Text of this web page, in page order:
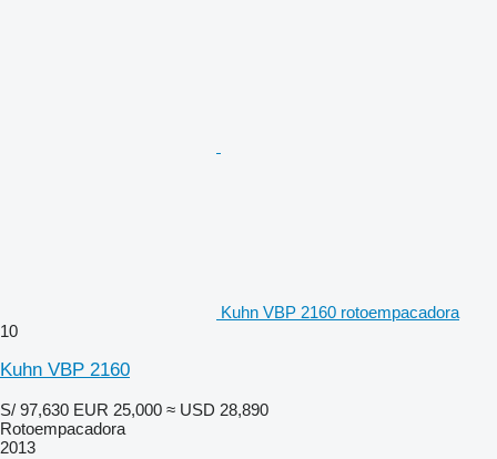
Kuhn VBP 2160 rotoempacadora
10
Kuhn VBP 2160
S/ 97,630 EUR 25,000 ≈ USD 28,890
Rotoempacadora
2013